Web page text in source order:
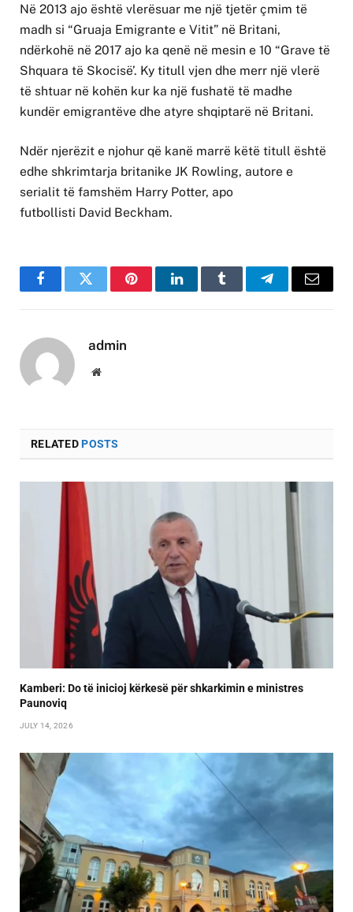
Në 2013 ajo është vlerësuar me një tjetër çmim të
madh si “Gruaja Emigrante e Vitit” në Britani,
ndërkohë në 2017 ajo ka qenë në mesin e 10 “Grave të
Shquara të Skocisë’. Ky titull vjen dhe merr një vlerë
të shtuar në kohën kur ka një fushatë të madhe
kundër emigrantëve dhe atyre shqiptarë në Britani.
Ndër njerëzit e njohur që kanë marrë këtë titull është
edhe shkrimtarja britanike JK Rowling, autore e
serialit të famshëm Harry Potter, apo
futbollisti David Beckham.
FacebookTwitter PinterestLinkedInTumblr TelegramEmail
admin
Website
RELATEDPOSTS
Kamberi: Do të inicioj kërkesë për shkarkimin e ministres
Paunoviq
JULY 14, 2026